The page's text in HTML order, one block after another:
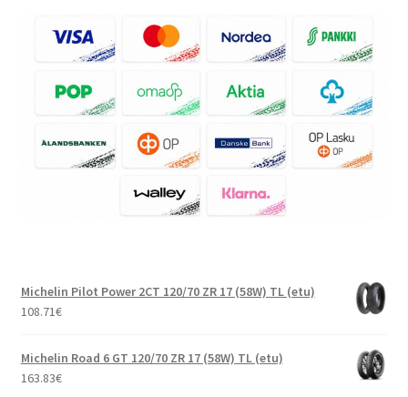
Michelin Pilot Power 2CT 120/70 ZR 17 (58W) TL (etu)
108.71€
Michelin Road 6 GT 120/70 ZR 17 (58W) TL (etu)
163.83€